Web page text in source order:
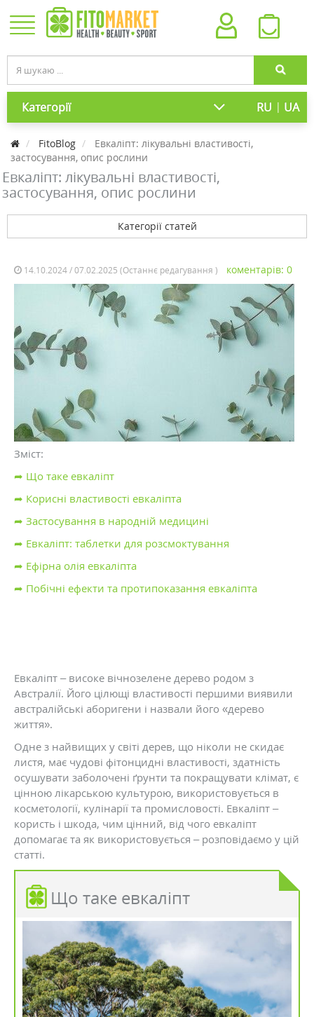
Категорії RU | UA
FitoBlog
Евкаліпт: лікувальні властивості,
застосування, опис рослини
Евкаліпт: лікувальні властивості,
застосування, опис рослини
Категорії статей
14.10.2024 / 07.02.2025 (Останнє редагування ) коментарів: 0
Зміст:
➦ Що таке евкаліпт
➦ Корисні властивості евкаліпта
➦ Застосування в народній медицині
➦ Евкаліпт: таблетки для розсмоктування
➦ Ефірна олія евкаліпта
➦ Побічні ефекти та протипоказання евкаліпта
Евкаліпт – високе вічнозелене дерево родом з
Австралії. Його цілющі властивості першими виявили
австралійські аборигени і назвали його «дерево
життя».
Одне з найвищих у світі дерев, що ніколи не скидає
листя, має чудові фітонцидні властивості, здатність
осушувати заболочені ґрунти та покращувати клімат, є
цінною лікарською культурою, використовується в
косметології, кулінарії та промисловості. Евкаліпт –
користь і шкода, чим цінний, від чого евкаліпт
допомагає та як використовується – розповідаємо у цій
статті.
Що таке евкаліпт